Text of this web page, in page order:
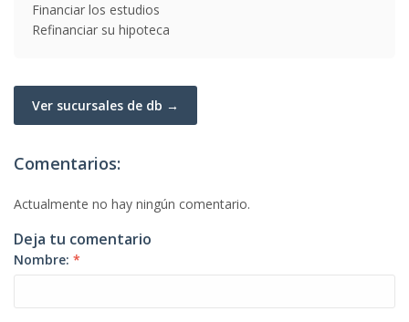
Financiar los estudios
Refinanciar su hipoteca
Ver sucursales de db →
Comentarios:
Actualmente no hay ningún comentario.
Deja tu comentario
Nombre: *